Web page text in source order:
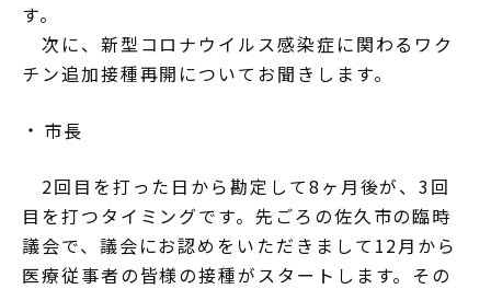
す。
次に、新型コロナウイルス感染症に関わるワク
チン追加接種再開についてお聞きします。
市長
2回目を打った日から勘定して8ヶ月後が、3回
目を打つタイミングです。先ごろの佐久市の臨時
議会で、議会にお認めをいただきまして12月から
医療従事者の皆様の接種がスタートします。その